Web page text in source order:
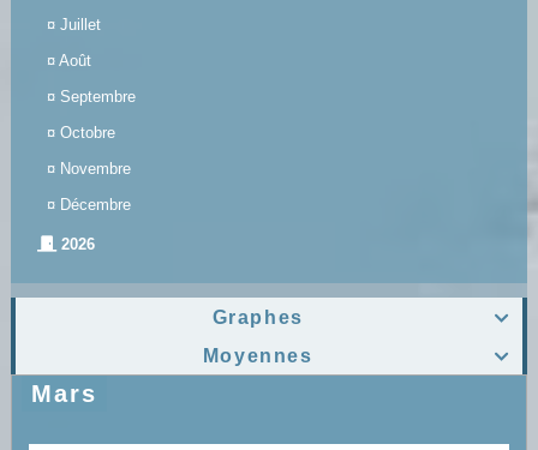
¤ Juillet
¤ Août
¤ Septembre
¤ Octobre
¤ Novembre
¤ Décembre
2026

Graphes

Moyennes
Mars